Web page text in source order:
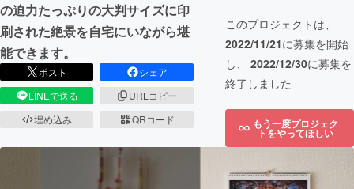
の迫力たっぷりの大判サイズに印
刷された絶景を自宅にいながら堪
能できます。
ポスト
シェア
LINEで送る
URLコピー
埋め込み
QRコード
このプロジェクトは、
2022/11/21に募集を開始
し、 2022/12/30に募集を
終了しました
もう一度プロジェク
トをやってほしい